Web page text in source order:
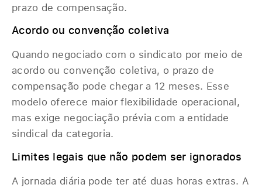
prazo de compensação.
Acordo ou convenção coletiva
Quando negociado com o sindicato por meio de
acordo ou convenção coletiva, o prazo de
compensação pode chegar a 12 meses. Esse
modelo oferece maior flexibilidade operacional,
mas exige negociação prévia com a entidade
sindical da categoria.
Limites legais que não podem ser ignorados
A jornada diária pode ter até duas horas extras. A